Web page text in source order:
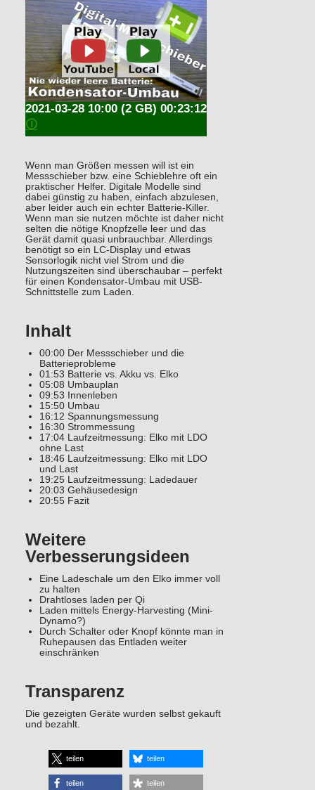
(2 GB) 00:23:12
2021-03-28 10:00
🛈
Wenn man Größen messen will ist ein
Messschieber bzw. eine Schieblehre oft ein
praktischer Helfer. Digitale Modelle sind
dabei günstig zu haben, einfach abzulesen,
aber leider auch ein echter Batterie-Killer.
Wenn man sie nutzen möchte ist daher nicht
selten die nötige Knopfzelle leer und das
Gerät damit quasi unbrauchbar. Allerdings
benötigt so ein LC-Display und etwas
Sensorlogik nicht viel Strom und die
Nutzungszeiten sind überschaubar – perfekt
für einen Kondensator-Umbau mit USB-
Schnittstelle zum Laden.
Inhalt
00:00 Der Messschieber und die
Batterieprobleme
01:53 Batterie vs. Akku vs. Elko
05:08 Umbauplan
09:53 Innenleben
15:50 Umbau
16:12 Spannungsmessung
16:30 Strommessung
17:04 Laufzeitmessung: Elko mit LDO
ohne Last
18:46 Laufzeitmessung: Elko mit LDO
und Last
19:25 Laufzeitmessung: Ladedauer
20:03 Gehäusedesign
20:55 Fazit
Weitere
Verbesserungsideen
Eine Ladeschale um den Elko immer voll
zu halten
Drahtloses laden per Qi
Laden mittels Energy-Harvesting (Mini-
Dynamo?)
Durch Schalter oder Knopf könnte man in
Ruhepausen das Entladen weiter
einschränken
Transparenz
Die gezeigten Geräte wurden selbst gekauft
und bezahlt.
teilen teilen
teilen teilen